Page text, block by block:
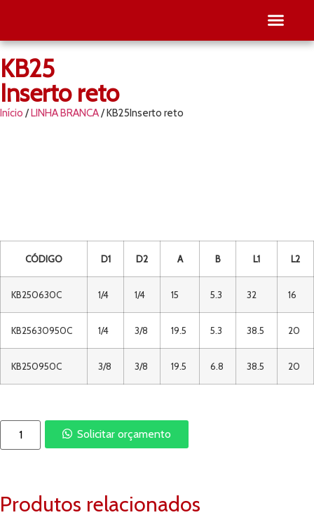
KB25
Inserto reto
Início /LINHA BRANCA/ KB25Inserto reto
CÓDIGO D1 D2 A B L1 L2
KB250630C 1/4 1/4 15 5.3 32 16
KB25630950C 1/4 3/8 19.5 5.3 38.5 20
KB250950C 3/8 3/8 19.5 6.8 38.5 20
Solicitar orçamento
Produtos relacionados